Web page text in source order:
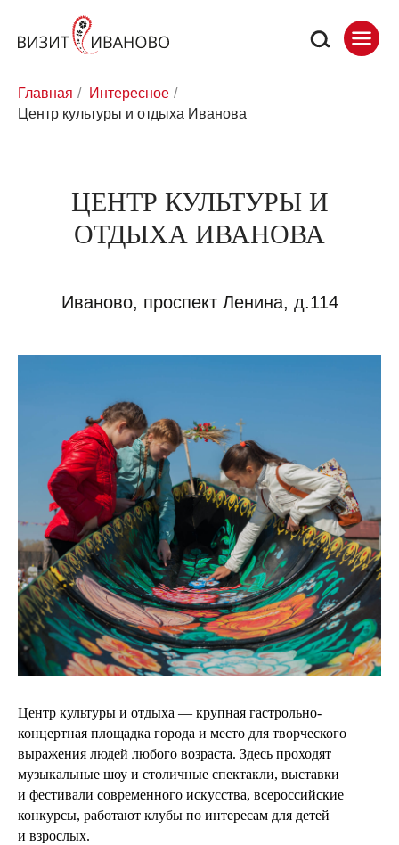
Главная / Интересное /
Центр культуры и отдыха Иванова
ЦЕНТР КУЛЬТУРЫ И
ОТДЫХА ИВАНОВА
Иваново, проспект Ленина, д.114
Центр культуры и отдыха — крупная гастрольно-
концертная площадка города и место для творческого
выражения людей любого возраста. Здесь проходят
музыкальные шоу и столичные спектакли, выставки
и фестивали современного искусства, всероссийские
конкурсы, работают клубы по интересам для детей
и взрослых.